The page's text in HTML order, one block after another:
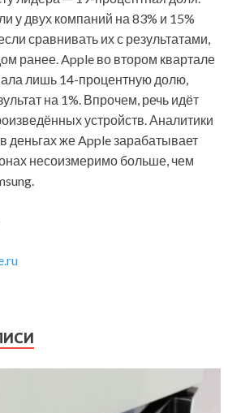
у двух компаний на 83% и 15%
сравнивать их с результатами,
ранее. Apple во втором квартале
лишь 14-процентную долю,
на 1%. Впрочем, речь идёт
устройств. Аналитики
деньгах же Apple зарабатывает
несоизмеримо больше, чем